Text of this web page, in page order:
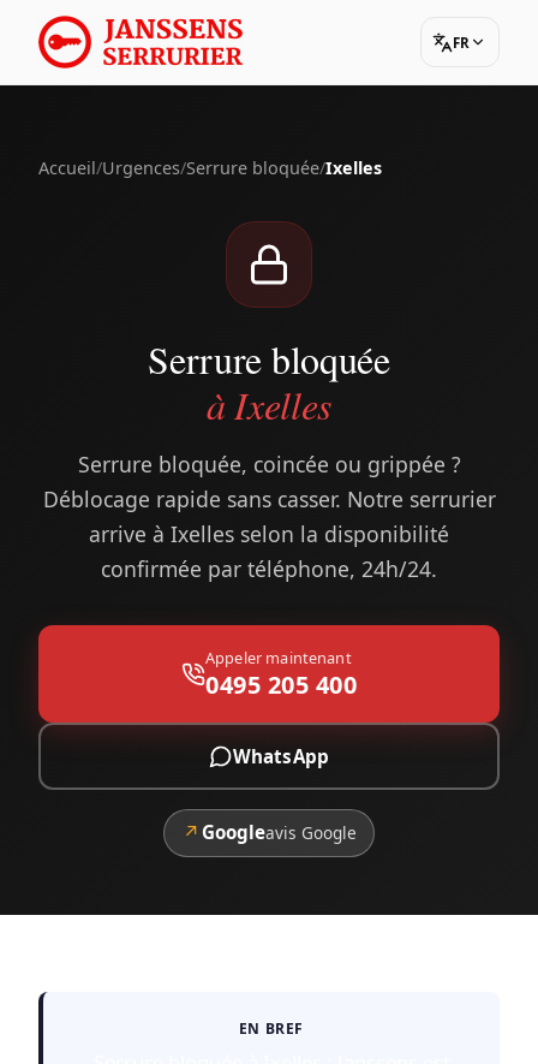
FR
Accueil/Urgences/Serrure bloquée/Ixelles
Serrure bloquée
à Ixelles
Serrure bloquée, coincée ou grippée ?
Déblocage rapide sans casser. Notre serrurier
arrive à Ixelles selon la disponibilité
confirmée par téléphone, 24h/24.
Appeler maintenant
0495 205 400
WhatsApp
↗ Googleavis Google
EN BREF